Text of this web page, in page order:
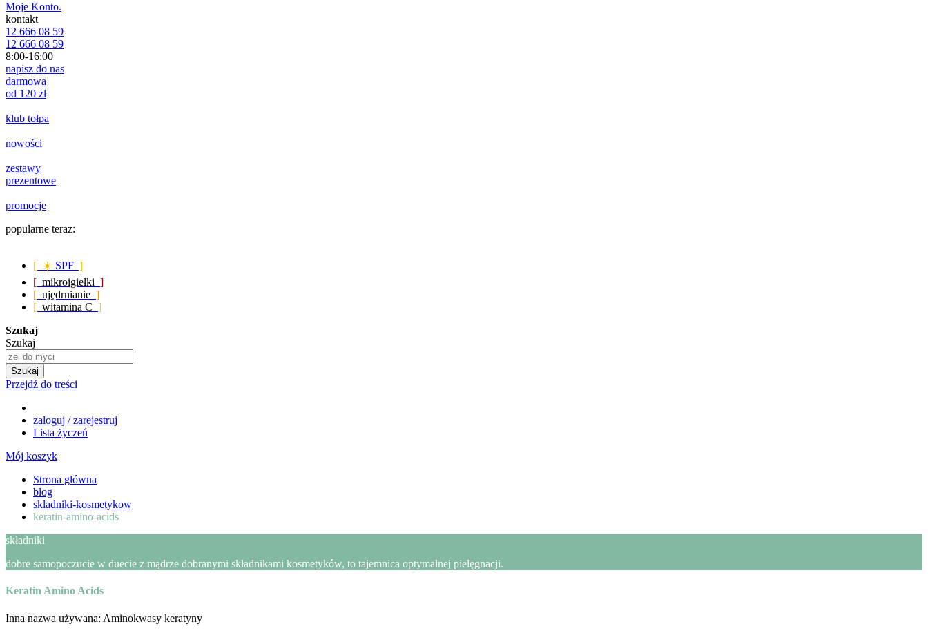
Moje Konto.
kontakt
12 666 08 59
12 666 08 59
8:00-16:00
napisz do nas
darmowa
od 120 zł
klub tołpa
nowości
zestawy
prezentowe
promocje
popularne teraz:
[ ☀️ SPF ]
[ mikroigiełki ]
[ ujędrnianie ]
[ witamina C ]
Szukaj
Szukaj
Szukaj
Przejdź do treści
zaloguj / zarejestruj
Lista życzeń
Mój koszyk
Strona główna
blog
skladniki-kosmetykow
keratin-amino-acids
składniki
dobre samopoczucie w duecie z mądrze dobranymi składnikami kosmetyków, to tajemnica optymalnej pielęgnacji.
Keratin Amino Acids
Inna nazwa używana: Aminokwasy keratyny